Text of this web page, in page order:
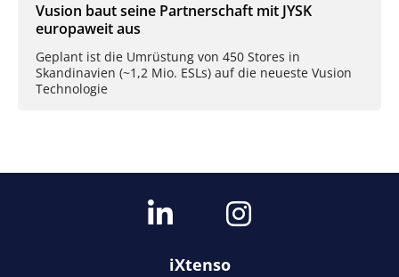
Vusion baut seine Partnerschaft mit JYSK
europaweit aus
Geplant ist die Umrüstung von 450 Stores in
Skandinavien (~1,2 Mio. ESLs) auf die neueste Vusion
Technologie
iXtenso